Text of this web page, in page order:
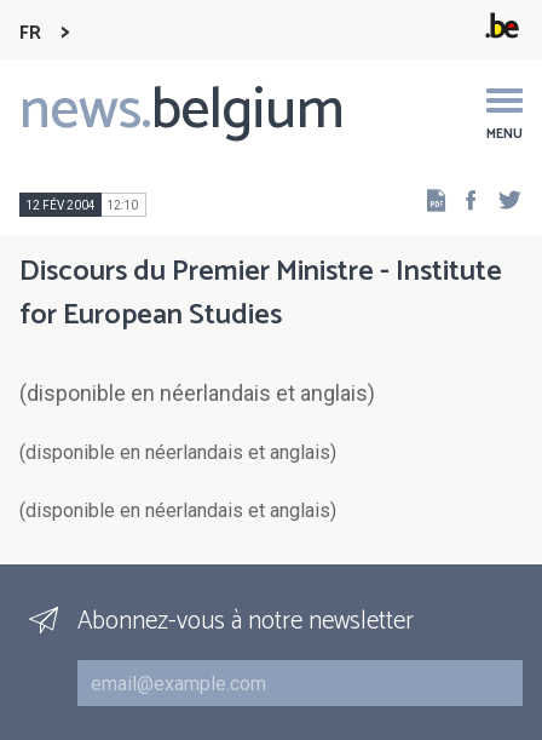
FR
news.belgium MENU
Main
navigation
12 FÉV 2004 12:10
Discours du Premier Ministre - Institute
for European Studies
(disponible en néerlandais et anglais)
(disponible en néerlandais et anglais)
(disponible en néerlandais et anglais)
Abonnez-vous à notre newsletter
Courriel